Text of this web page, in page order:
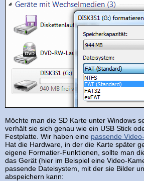
Möchte man die SD Karte unter Windows
verhält sie sich genau wie ein USB Stick
Festplatte. Wir haben eine passende
Hat die Hardware, in der die Karte später
eigene Formatier-Funktionen, sollte man
das Gerät (hier im Beispiel eine Video-
passende Dateisystem, mit der sie Bilder
abspeichern kann: